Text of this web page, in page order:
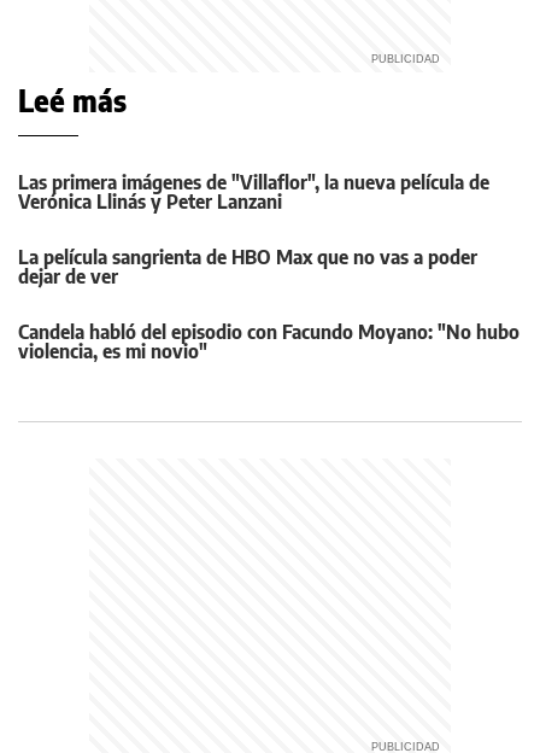
Leé más
Las primera imágenes de "Villaflor", la nueva película de
Verónica Llinás y Peter Lanzani
La película sangrienta de HBO Max que no vas a poder
dejar de ver
Candela habló del episodio con Facundo Moyano: "No hubo
violencia, es mi novio"